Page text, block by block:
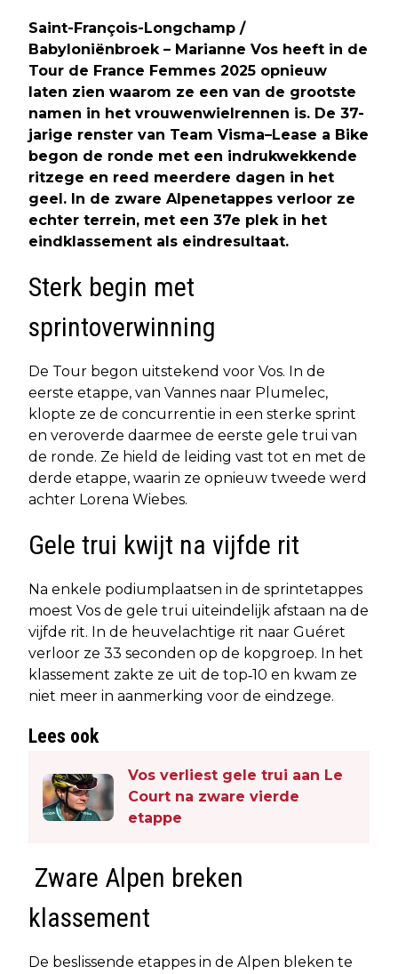
Saint-François-Longchamp /
Babyloniënbroek – Marianne Vos heeft in de
Tour de France Femmes 2025 opnieuw
laten zien waarom ze een van de grootste
namen in het vrouwenwielrennen is. De 37-
jarige renster van Team Visma–Lease a Bike
begon de ronde met een indrukwekkende
ritzege en reed meerdere dagen in het
geel. In de zware Alpenetappes verloor ze
echter terrein, met een 37e plek in het
eindklassement als eindresultaat.
Sterk begin met
sprintoverwinning
De Tour begon uitstekend voor Vos. In de
eerste etappe, van Vannes naar Plumelec,
klopte ze de concurrentie in een sterke sprint
en veroverde daarmee de eerste gele trui van
de ronde. Ze hield de leiding vast tot en met de
derde etappe, waarin ze opnieuw tweede werd
achter Lorena Wiebes.
Gele trui kwijt na vijfde rit
Na enkele podiumplaatsen in de sprintetappes
moest Vos de gele trui uiteindelijk afstaan na de
vijfde rit. In de heuvelachtige rit naar Guéret
verloor ze 33 seconden op de kopgroep. In het
klassement zakte ze uit de top‑10 en kwam ze
niet meer in aanmerking voor de eindzege.
Lees ook
Vos verliest gele trui aan Le
Court na zware vierde
etappe
Zware Alpen breken
klassement
De beslissende etappes in de Alpen bleken te